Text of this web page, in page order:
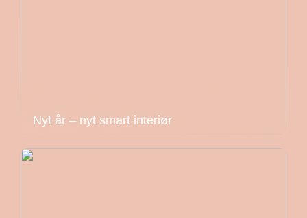
Nyt år – nyt smart interiør